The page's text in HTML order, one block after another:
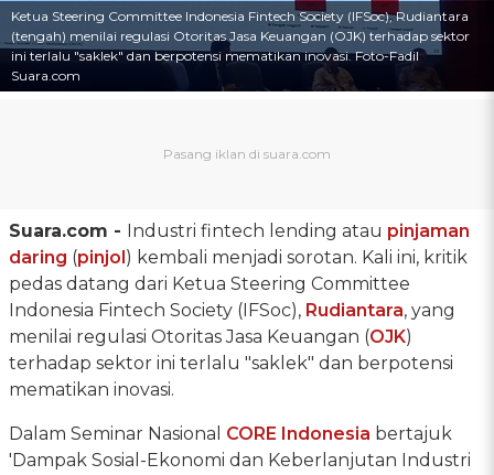
Ketua Steering Committee Indonesia Fintech Society (IFSoc), Rudiantara
(tengah) menilai regulasi Otoritas Jasa Keuangan (OJK) terhadap sektor
ini terlalu "saklek" dan berpotensi mematikan inovasi. Foto-Fadil
Suara.com
Suara.com - Industri fintech lending atau pinjaman
daring (pinjol) kembali menjadi sorotan. Kali ini, kritik
pedas datang dari Ketua Steering Committee
Indonesia Fintech Society (IFSoc), Rudiantara, yang
menilai regulasi Otoritas Jasa Keuangan (OJK)
terhadap sektor ini terlalu "saklek" dan berpotensi
mematikan inovasi.
Dalam Seminar Nasional CORE Indonesia bertajuk
'Dampak Sosial-Ekonomi dan Keberlanjutan Industri